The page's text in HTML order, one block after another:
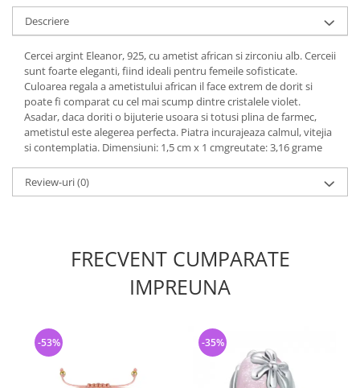
Descriere
Cercei argint Eleanor, 925, cu ametist african si zirconiu alb. Cerceii
sunt foarte eleganti, fiind ideali pentru femeile sofisticate.
Culoarea regala a ametistului african il face extrem de dorit si
poate fi comparat cu cel mai scump dintre cristalele violet.
Asadar, daca doriti o bijuterie usoara si totusi plina de farmec,
ametistul este alegerea perfecta. Piatra incurajeaza calmul, vitejia
si contemplatia. Dimensiuni: 1,5 cm x 1 cmgreutate: 3,16 grame
Review-uri(0)
FRECVENT CUMPARATE
IMPREUNA
-53% -35%